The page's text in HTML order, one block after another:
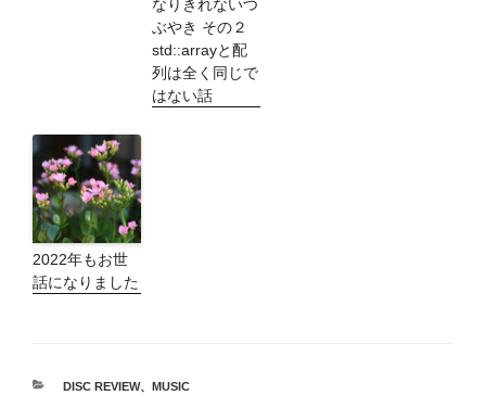
なりきれないつ
ぶやき その２
std::arrayと配
列は全く同じで
はない話
2022年もお世
話になりました
カ
DISC REVIEW、 MUSIC